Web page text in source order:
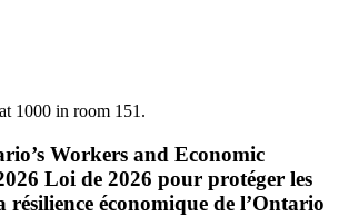
1000 in room 151.
Workers and Economic
Loi de 2026 pour protéger les
économique de l’Ontario